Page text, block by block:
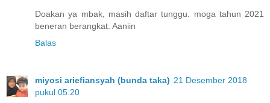
Doakan ya mbak, masih daftar tunggu. moga tahun 2021
beneran berangkat. Aaniin
Balas
miyosi ariefiansyah (bunda taka) 21 Desember 2018
pukul 05.20